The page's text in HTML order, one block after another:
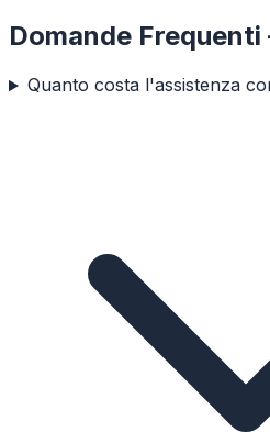
Domande
Quanto costa l'assistenza